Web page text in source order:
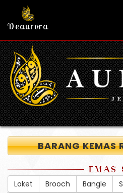
Deaurora
BARANG KEMAS
EMAS
Loket Brooch Bangle